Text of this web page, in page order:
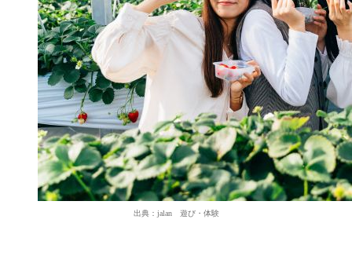
出典：jalan 遊び・体験